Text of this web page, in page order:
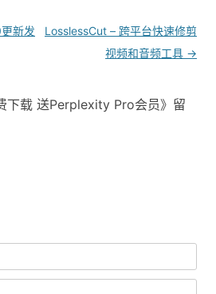
新发
LosslessCut – 跨平台快速修剪
视频和音频工具 →
下载 送Perplexity Pro会员》留